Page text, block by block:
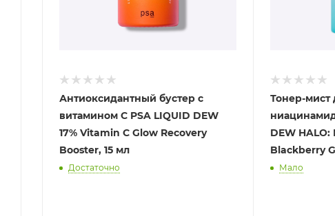
Антиоксидантный бустер с
витамином С PSA LIQUID DEW
17% Vitamin C Glow Recovery
Booster, 15 мл
Достаточно
Тонер-мист
DEW
Blackberry
Мало